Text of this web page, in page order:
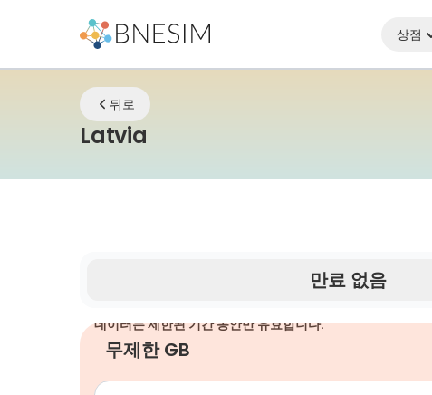
상점
뒤로
Latvia
만료 없음
데이터는 제한된 기간 동안만 유효합니다.
무제한 GB